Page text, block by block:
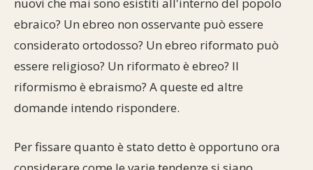
ebraico? Un ebreo non osservante può essere
considerato ortodosso? Un ebreo riformato può
essere religioso? Un riformato è ebreo? Il
riformismo è ebraismo? A queste ed altre
domande intendo rispondere.
Per fissare quanto è stato detto è opportuno ora